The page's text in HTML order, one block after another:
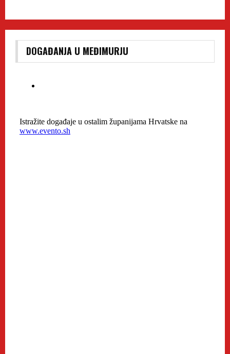
DOGAĐANJA U MEĐIMURJU